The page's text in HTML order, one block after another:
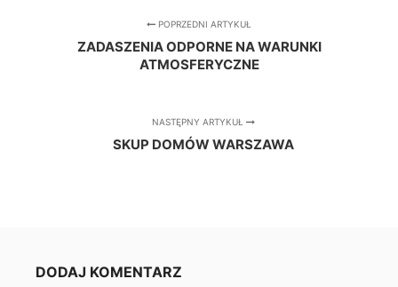
POPRZEDNI ARTYKUŁ
ZADASZENIA ODPORNE NA WARUNKI
ATMOSFERYCZNE
NASTĘPNY ARTYKUŁ
SKUP DOMÓW WARSZAWA
DODAJ KOMENTARZ